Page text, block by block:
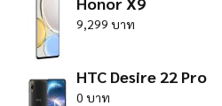
9,299 บาท
HTC Desire 22 Pro
0 บาท